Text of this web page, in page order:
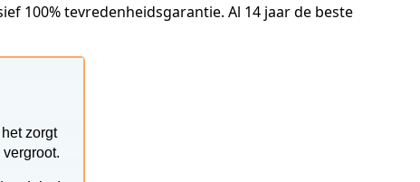
100% tevredenheidsgarantie. Al 14 jaar de beste
zorgt